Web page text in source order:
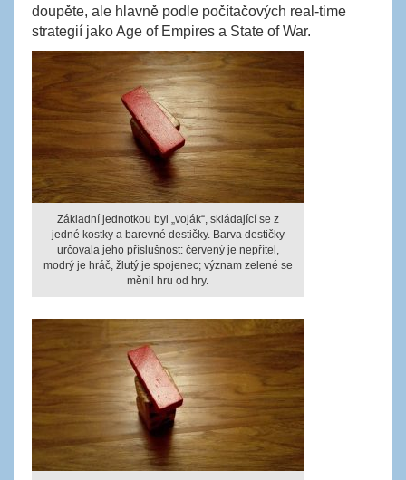
doupěte, ale hlavně podle počítačových real-time
strategií jako Age of Empires a State of War.
Základní jednotkou byl „voják“, skládající se z
jedné kostky a barevné destičky. Barva destičky
určovala jeho příslušnost: červený je nepřítel,
modrý je hráč, žlutý je spojenec; význam zelené se
měnil hru od hry.